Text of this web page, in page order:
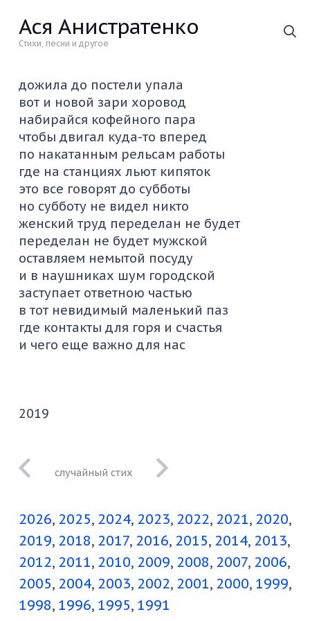
Ася Анистратенко
Стихи, песни и другое
дожила до постели упала
вот и новой зари хоровод
набирайся кофейного пара
чтобы двигал куда-то вперед
по накатанным рельсам работы
где на станциях льют кипяток
это все говорят до субботы
но субботу не видел никто
женский труд переделан не будет
переделан не будет мужской
оставляем немытой посуду
и в наушниках шум городской
заступает ответною частью
в тот невидимый маленький паз
где контакты для горя и счастья
и чего еще важно для нас
2019
часто снишься
затем
2026 2025 2024 2023 2022 2021 2020
2019 2018 2017 2016 2015 2014 2013
2012 2011 2010 2009 2008 2007 2006
2005 2004 2003 2002 2001 2000 1999
1998 1996 1995 1991